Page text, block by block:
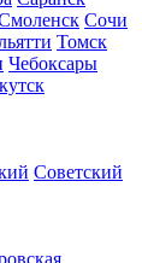
Сочи
Томск
Чебоксары
Советский